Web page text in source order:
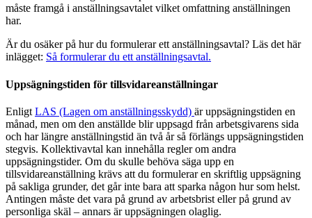
måste framgå i anställningsavtalet vilket omfattning anställningen
har.
Är du osäker på hur du formulerar ett anställningsavtal? Läs det här
inlägget: Så formulerar du ett anställningsavtal.
Uppsägningstiden för tillsvidareanställningar
Enligt LAS (Lagen om anställningsskydd) är uppsägningstiden en
månad, men om den anställde blir uppsagd från arbetsgivarens sida
och har längre anställningstid än två år så förlängs uppsägningstiden
stegvis. Kollektivavtal kan innehålla regler om andra
uppsägningstider. Om du skulle behöva säga upp en
tillsvidareanställning krävs att du formulerar en skriftlig uppsägning
på sakliga grunder, det går inte bara att sparka någon hur som helst.
Antingen måste det vara på grund av arbetsbrist eller på grund av
personliga skäl – annars är uppsägningen olaglig.